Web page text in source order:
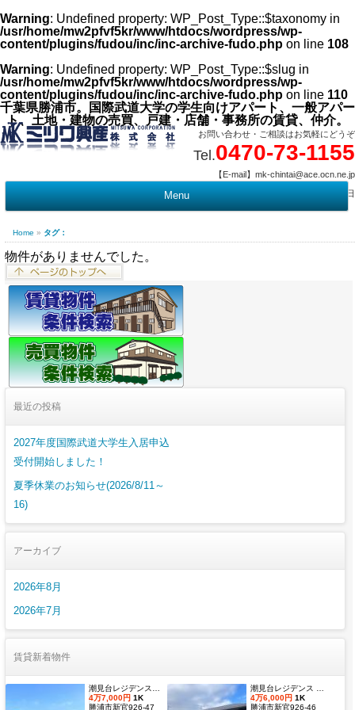
Warning: Undefined property: WP_Post_Type::$taxonomy in
/usr/home/mw2pfvf5kr/www/htdocs/wordpress/wp-
content/plugins/fudou/inc/inc-archive-fudo.php on line 108
Warning: Undefined property: WP_Post_Type::$slug in
/usr/home/mw2pfvf5kr/www/htdocs/wordpress/wp-
content/plugins/fudou/inc/inc-archive-fudo.php on line 110
千葉県勝浦市。国際武道大学の学生向けアパート、一般アパー
ト、土地・建物の売買、戸建・店舗・事務所の賃貸、仲介。
お問い合わせ・ご相談はお気軽にどうぞ
Tel.0470-73-1155
【E-mail】mk-chintai@ace.ocn.ne.jp
【営業時間】09:00 ～ 17:15 【定 休 日】水曜・祭日
Menu
Home » タグ：
物件がありませんでした。
最近の投稿
2027年度国際武道大学生入居申込
受付開始しました！
夏季休業のお知らせ(2026/8/11～
16)
アーカイブ
2026年8月
2026年7月
賃貸新着物件
潮見台レジデンス壱番館 Dタイプ
4万7,000円 1K
勝浦市新官926-47
潮見台レジデンス Ｂ棟 Ｂタイプ
4万6,000円 1K
勝浦市新官926-46